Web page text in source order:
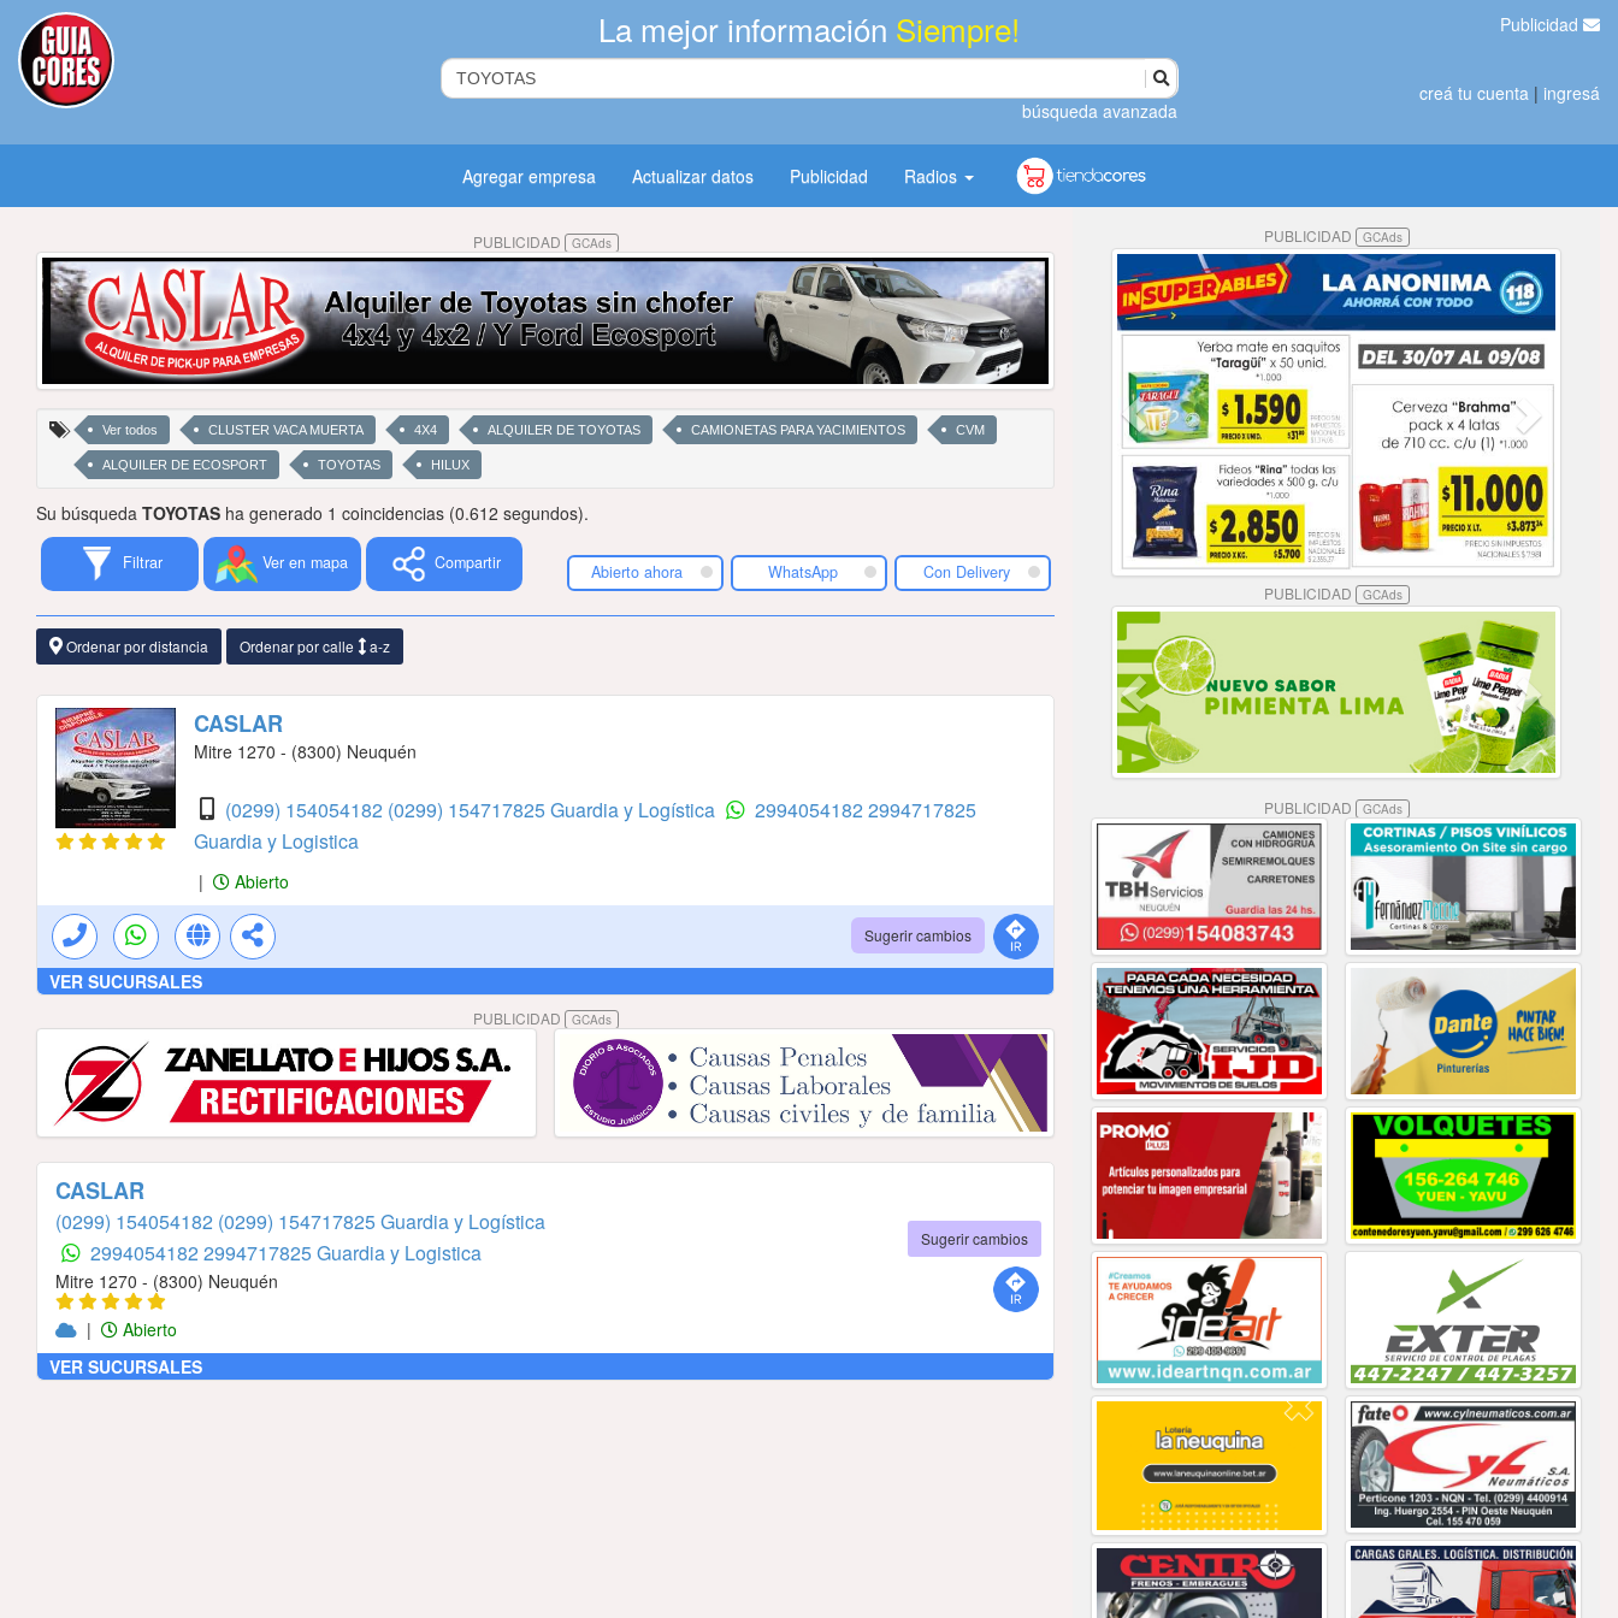
La mejor información Siempre!
búsqueda avanzada
Publicidad
creá tu cuenta | ingresá
Agregar empresa Actualizar datos Publicidad Radios
PUBLICIDAD GCAds
Ver todos CLUSTER VACA MUERTA 4X4 ALQUILER DE TOYOTAS CAMIONETAS PARA YACIMIENTOS CVM
ALQUILER DE ECOSPORT TOYOTAS HILUX
Su búsqueda TOYOTAS ha generado 1 coincidencias (0.612 segundos).
Filtrar Ver en mapa Compartir Abierto ahora WhatsApp Con Delivery
Ordenar por distancia Ordenar por calle a-z
CASLAR
Mitre 1270 - (8300) Neuquén
(0299) 154054182 (0299) 154717825 Guardia y Logística 2994054182 2994717825
Guardia y Logistica
| Abierto
Sugerir cambios
VER SUCURSALES
PUBLICIDAD GCAds
CASLAR
(0299) 154054182 (0299) 154717825 Guardia y Logística
2994054182 2994717825 Guardia y Logistica
Mitre 1270 - (8300) Neuquén
|
Abierto
Sugerir cambios
VER SUCURSALES
PUBLICIDAD GCAds
PUBLICIDAD GCAds
PUBLICIDAD GCAds